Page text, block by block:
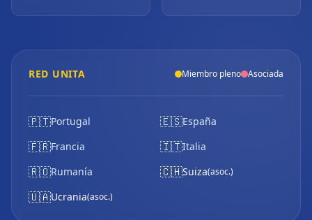
RED UNITA Miembro pleno Asociada
🇵🇹Portugal 🇪🇸España
🇫🇷Francia 🇮🇹Italia
🇷🇴Rumanía 🇨🇭Suiza(asoc.)
🇺🇦Ucrania(asoc.)